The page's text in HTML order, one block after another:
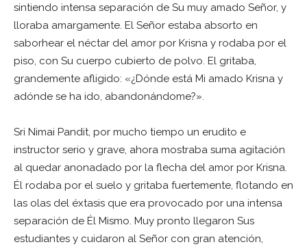
sintiendo intensa separación de Su muy amado Señor, y
lloraba amargamente. El Señor estaba absorto en
saborhear el néctar del amor por Krisna y rodaba por el
piso, con Su cuerpo cubierto de polvo. El gritaba,
grandemente afligido: «¿Dónde está Mi amado Krisna y
adónde se ha ido, abandonándome?».
Sri Nimai Pandit, por mucho tiempo un erudito e
instructor serio y grave, ahora mostraba suma agitación
al quedar anonadado por la flecha del amor por Krisna.
Él rodaba por el suelo y gritaba fuertemente, flotando en
las olas del éxtasis que era provocado por una intensa
separación de Él Mismo. Muy pronto llegaron Sus
estudiantes y cuidaron al Señor con gran atención,